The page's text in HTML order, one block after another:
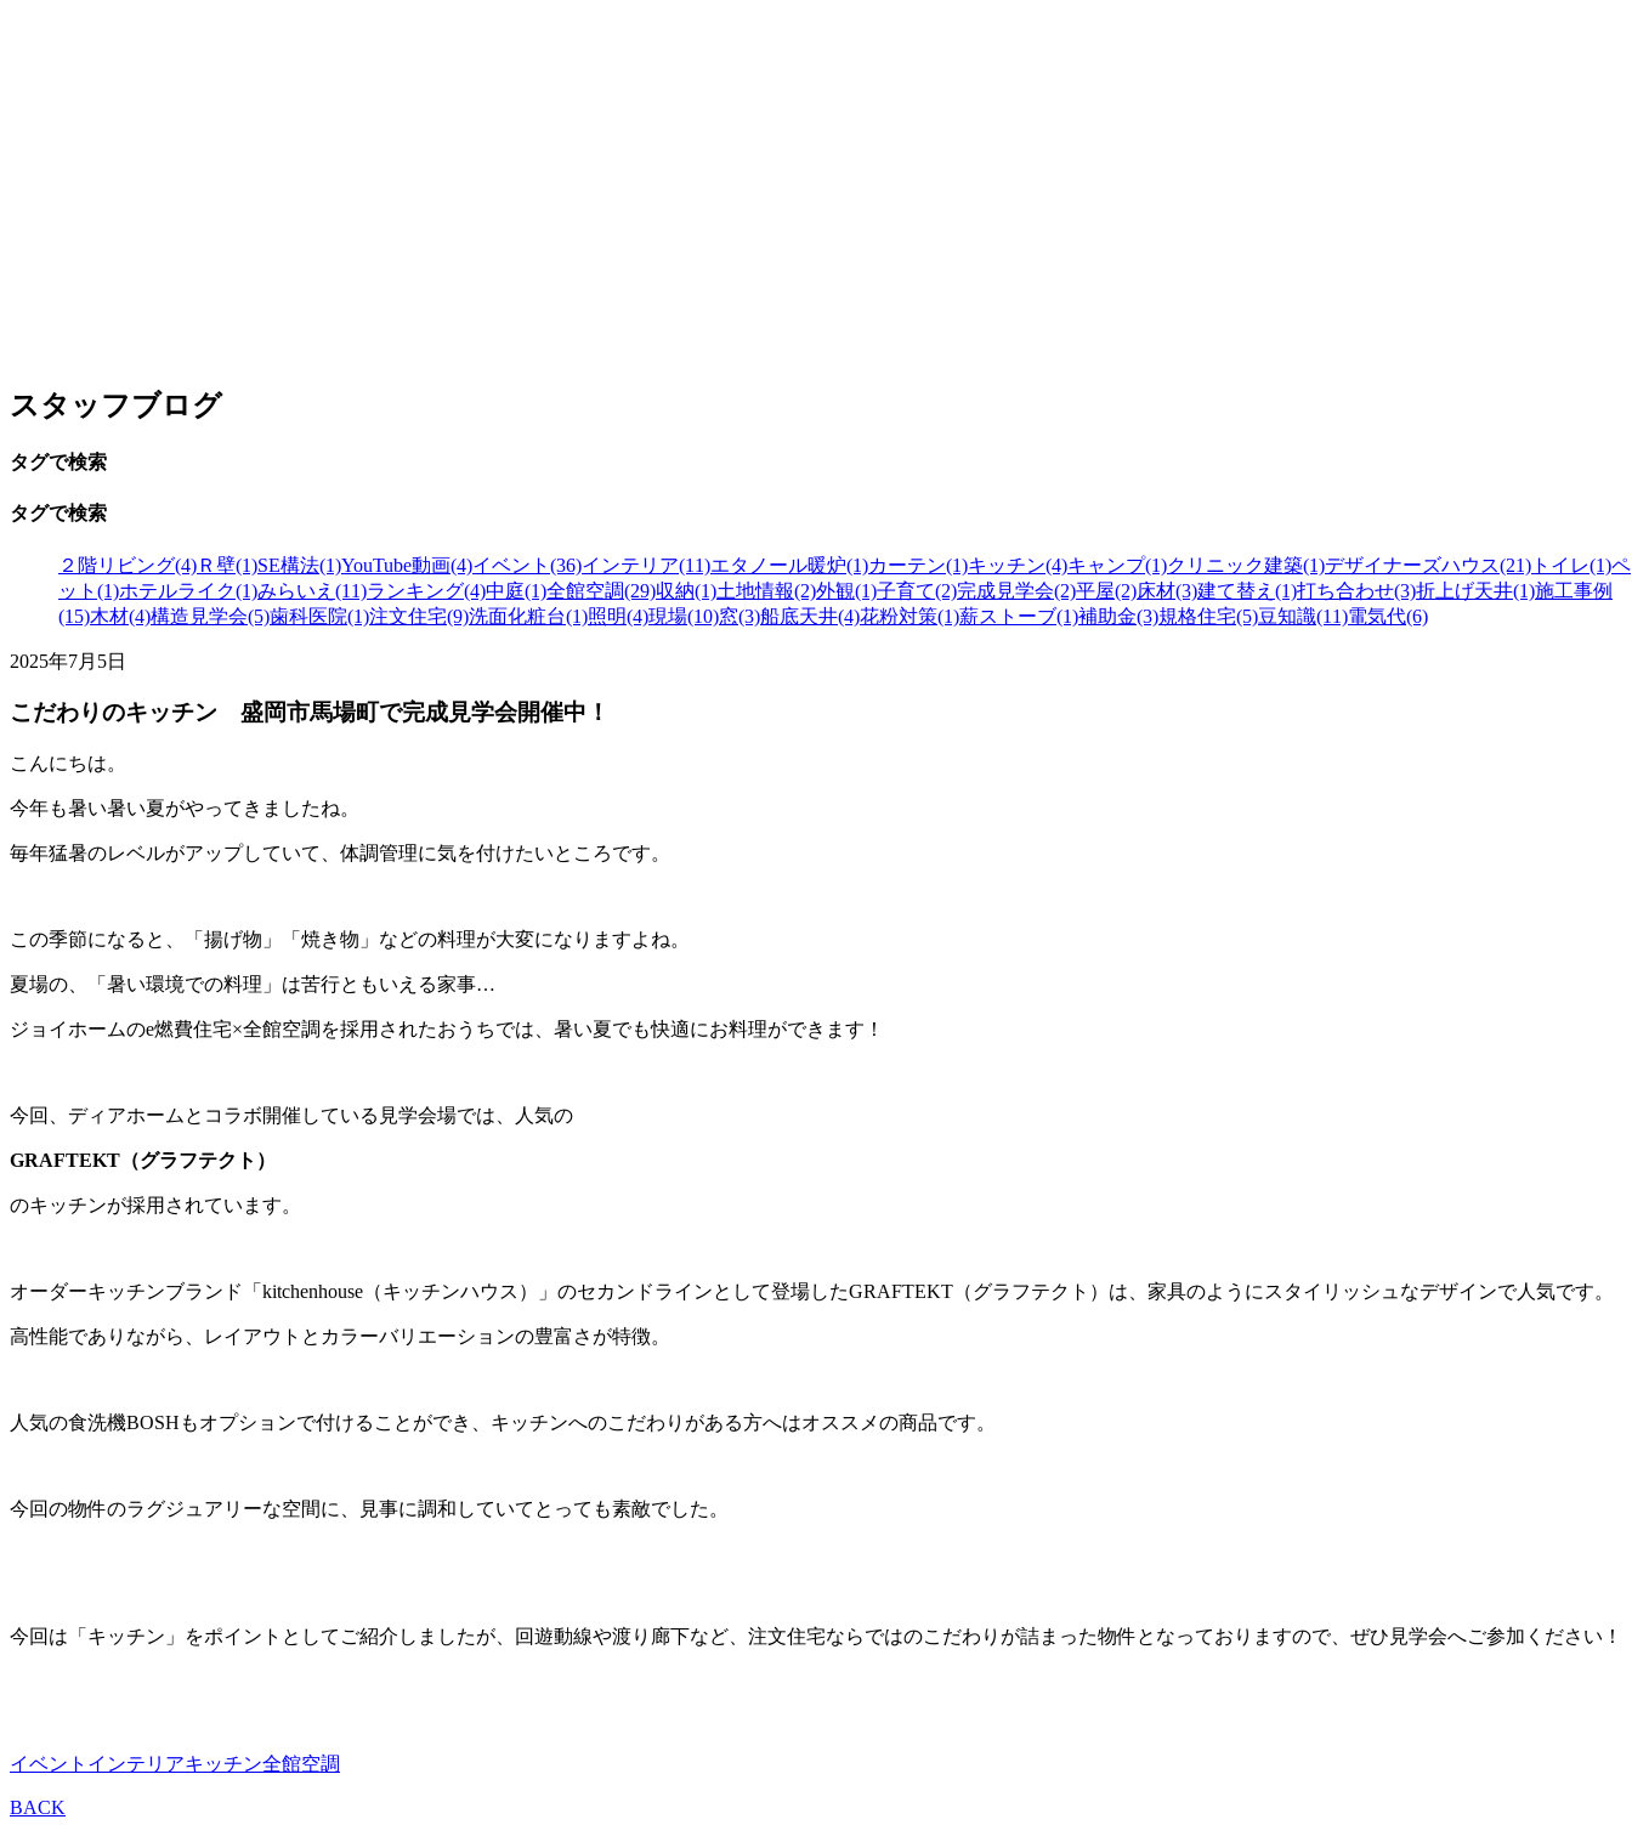
スタッフブログ
タグで検索
タグで検索
２階リビング(4) Ｒ壁(1)SE構法(1)YouTube動画(4)イベント(36)インテリア(11)エタノール暖炉(1)カーテン(1)キッチン(4)キャンプ(1)クリニック建築(1)デザイナーズハウス(21) トイレ(1)ペ
ット(1)ホテルライク(1)みらいえ(11)ランキング(4)中庭(1)全館空調(29)収納(1)土地情報(2)外観(1)子育て(2)完成見学会(2)平屋(2)床材(3)建て替え(1)打ち合わせ(3)折上げ天井(1)施工事例
(15)木材(4)構造見学会(5)歯科医院(1)注文住宅(9)洗面化粧台(1)照明(4)現場(10)窓(3)船底天井(4)花粉対策(1)薪ストーブ(1)補助金(3)規格住宅(5)豆知識(11)電気代(6)
2025年7月5日
こだわりのキッチン 盛岡市馬場町で完成見学会開催中！
こんにちは。
今年も暑い暑い夏がやってきましたね。
毎年猛暑のレベルがアップしていて、体調管理に気を付けたいところです。
この季節になると、「揚げ物」「焼き物」などの料理が大変になりますよね。
夏場の、「暑い環境での料理」は苦行ともいえる家事…
ジョイホームのe燃費住宅×全館空調を採用されたおうちでは、暑い夏でも快適にお料理ができます！
今回、ディアホームとコラボ開催している見学会場では、人気の
GRAFTEKT（グラフテクト）
のキッチンが採用されています。
オーダーキッチンブランド「kitchenhouse（キッチンハウス）」のセカンドラインとして登場したGRAFTEKT（グラフテクト）は、家具のようにスタイリッシュなデザインで人気です。
高性能でありながら、レイアウトとカラーバリエーションの豊富さが特徴。
人気の食洗機BOSHもオプションで付けることができ、キッチンへのこだわりがある方へはオススメの商品です。
今回の物件のラグジュアリーな空間に、見事に調和していてとっても素敵でした。
今回は「キッチン」をポイントとしてご紹介しましたが、回遊動線や渡り廊下など、注文住宅ならではのこだわりが詰まった物件となっておりますので、ぜひ見学会へご参加ください！
イベント インテリアキッチン全館空調
BACK